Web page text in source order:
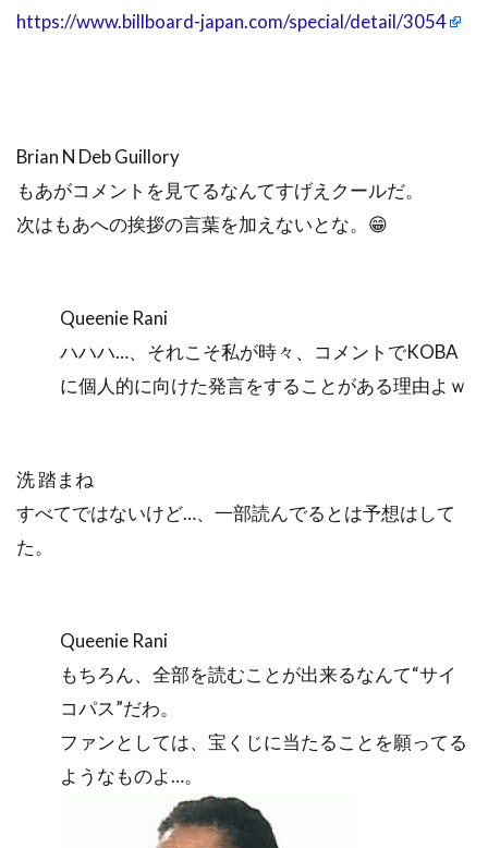
https://www.billboard-japan.com/special/detail/3054
Brian N Deb Guillory
もあがコメントを見てるなんてすげえクールだ。
次はもあへの挨拶の言葉を加えないとな。😁
Queenie Rani
ハハハ…、それこそ私が時々、コメントでKOBA
に個人的に向けた発言をすることがある理由よｗ
洗 踏まね
すべてではないけど…、一部読んでるとは予想はして
た。
Queenie Rani
もちろん、全部を読むことが出来るなんて“サイ
コパス”だわ。
ファンとしては、宝くじに当たることを願ってる
ようなものよ…。